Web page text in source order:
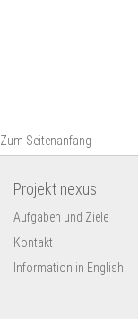
Zum Seitenanfang
Projekt nexus
Aufgaben und Ziele
Kontakt
Information in English